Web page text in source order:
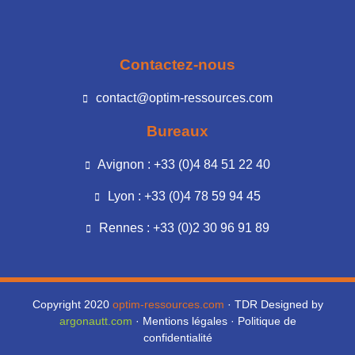
Contactez-nous
contact@optim-ressources.com
Bureaux
Avignon : +33 (0)4 84 51 22 40
Lyon : +33 (0)4 78 59 94 45
Rennes : +33 (0)2 30 96 91 89
Copyright 2020 optim-ressources.com · TDR Designed by
argonautt.com · Mentions légales· Politique de
confidentialité